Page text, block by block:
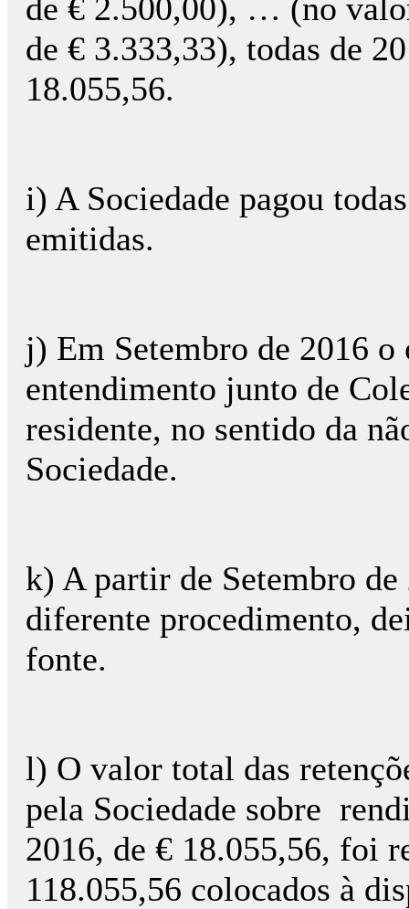
de € 2.500,00), … (no
de € 3.333,33), todas de
18.055,56.
i) A Sociedade pagou
emitidas.
j) Em Setembro de 2016
entendimento junto de
residente, no sentido da
Sociedade.
k) A partir de Setembro de
diferente procedimento,
fonte.
l) O valor total das
pela Sociedade sobre
2016, de € 18.055,56, foi
118.055,56 colocados à